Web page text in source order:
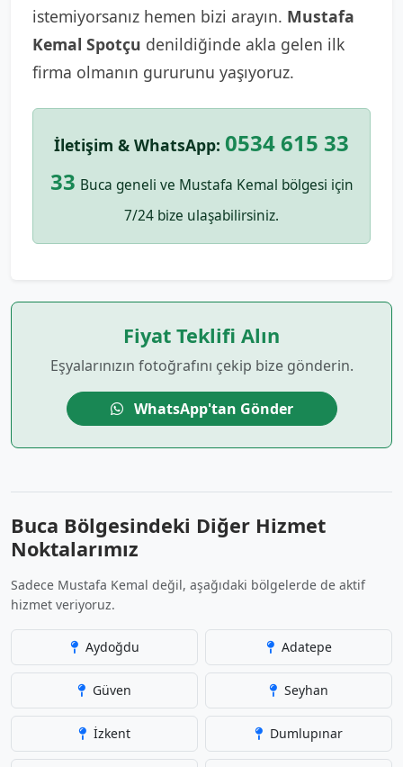
istemiyorsanız hemen bizi arayın. Mustafa
Kemal Spotçu denildiğinde akla gelen ilk
firma olmanın gururunu yaşıyoruz.
İletişim & WhatsApp: 0534 615 33
33 Buca geneli ve Mustafa Kemal bölgesi için
7/24 bize ulaşabilirsiniz.
Fiyat Teklifi Alın
Eşyalarınızın fotoğrafını çekip bize gönderin.
WhatsApp'tan Gönder
Buca Bölgesindeki Diğer Hizmet
Noktalarımız
Sadece Mustafa Kemal değil, aşağıdaki bölgelerde de aktif
hizmet veriyoruz.
Aydoğdu Adatepe
Güven Seyhan
İzkent Dumlupınar